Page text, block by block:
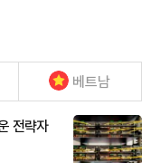
베트남
전략자